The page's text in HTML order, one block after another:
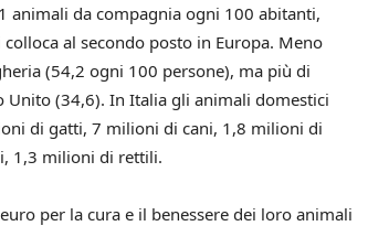
animali da compagnia ogni 100 abitanti,
colloca al secondo posto in Europa. Meno
(54,2 ogni 100 persone), ma più di
Unito (34,6). In Italia gli animali domestici
di gatti, 7 milioni di cani, 1,8 milioni di
1,3 milioni di rettili.
per la cura e il benessere dei loro animali